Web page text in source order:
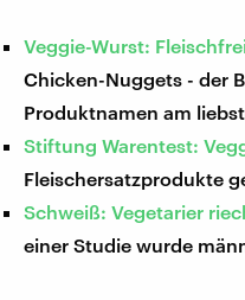
Veggie-Wurst:
Chicken-Nuggets - der
Produktnamen am
Stiftung Warentest:
Fleischersatzprodukte
Schweiß: Vegetarier
einer Studie wurde